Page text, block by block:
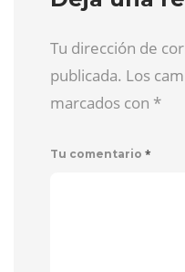
Tu dirección de
publicada. Los
marcados con *
Tu comentario *